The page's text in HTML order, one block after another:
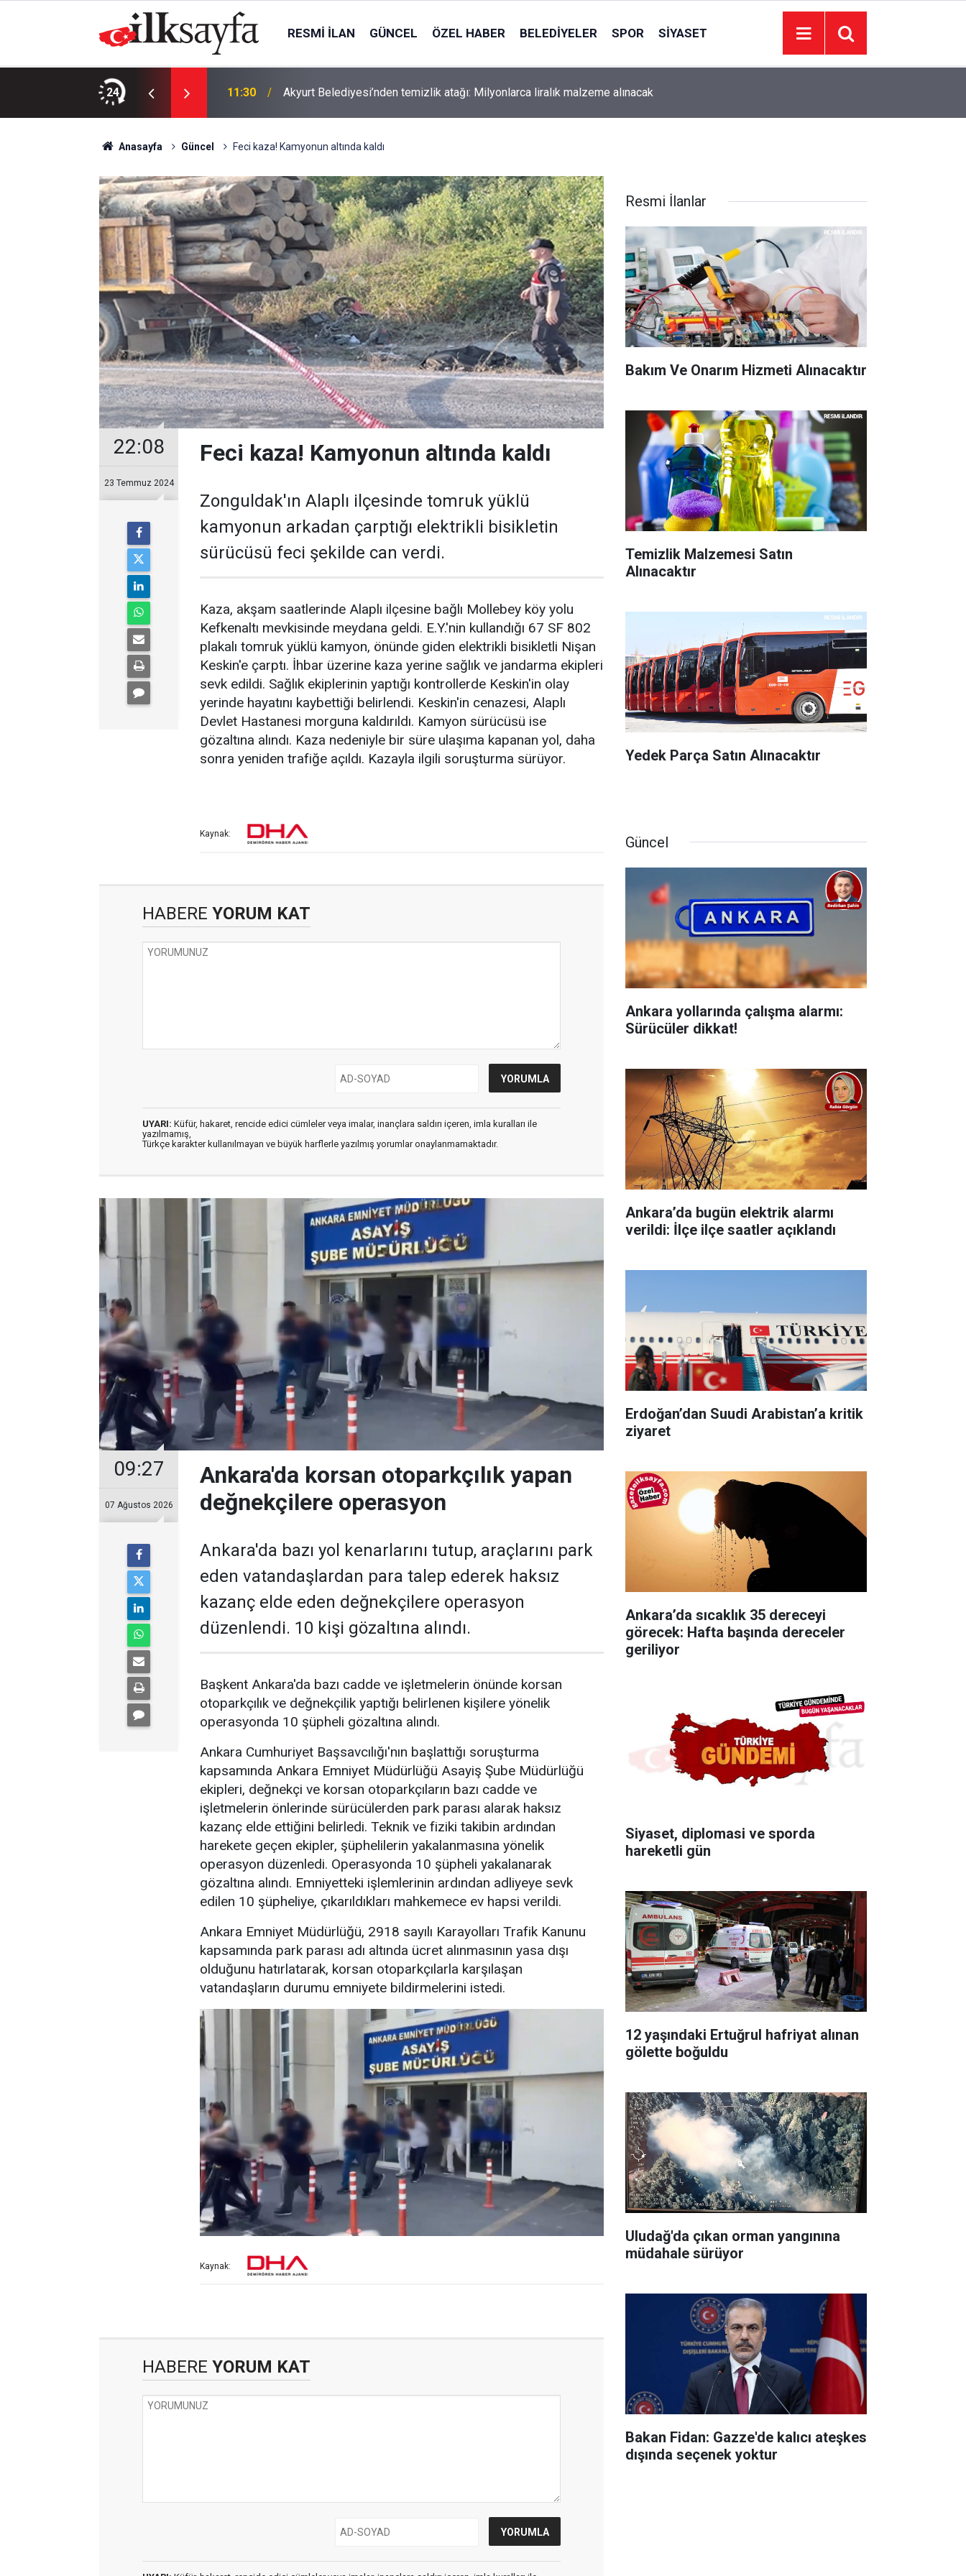
RESMI İLAN GÜNCEL ÖZEL HABER BELEDIYELER SPOR SIYASET
24
8 şüpheli yakalandı 11:30 Akyurt Belediyesi’nden temizlik atağı: Milyonlarca liralık malzeme alınacak
Anasayfa Güncel Feci kaza! Kamyonun altında kaldı
22:08
23 Temmuz 2024
Feci kaza! Kamyonun altında kaldı
Zonguldak'ın Alaplı ilçesinde tomruk yüklü
kamyonun arkadan çarptığı elektrikli bisikletin
sürücüsü feci şekilde can verdi.
Kaza, akşam saatlerinde Alaplı ilçesine bağlı Mollebey köy yolu
Kefkenaltı mevkisinde meydana geldi. E.Y.'nin kullandığı 67 SF 802
plakalı tomruk yüklü kamyon, önünde giden elektrikli bisikletli Nişan
Keskin'e çarptı. İhbar üzerine kaza yerine sağlık ve jandarma ekipleri
sevk edildi. Sağlık ekiplerinin yaptığı kontrollerde Keskin'in olay
yerinde hayatını kaybettiği belirlendi. Keskin'in cenazesi, Alaplı
Devlet Hastanesi morguna kaldırıldı. Kamyon sürücüsü ise
gözaltına alındı. Kaza nedeniyle bir süre ulaşıma kapanan yol, daha
sonra yeniden trafiğe açıldı. Kazayla ilgili soruşturma sürüyor.
Kaynak:
HABERE YORUM KAT
UYARI: Küfür, hakaret, rencide edici cümleler veya imalar, inançlara saldırı içeren, imla kuralları ile
yazılmamış,
Türkçe karakter kullanılmayan ve büyük harflerle yazılmış yorumlar onaylanmamaktadır.
09:27
07 Ağustos 2026
Ankara'da korsan otoparkçılık yapan
değnekçilere operasyon
Ankara'da bazı yol kenarlarını tutup, araçlarını park
eden vatandaşlardan para talep ederek haksız
kazanç elde eden değnekçilere operasyon
düzenlendi. 10 kişi gözaltına alındı.
Başkent Ankara'da bazı cadde ve işletmelerin önünde korsan
otoparkçılık ve değnekçilik yaptığı belirlenen kişilere yönelik
operasyonda 10 şüpheli gözaltına alındı.
Ankara Cumhuriyet Başsavcılığı'nın başlattığı soruşturma
kapsamında Ankara Emniyet Müdürlüğü Asayiş Şube Müdürlüğü
ekipleri, değnekçi ve korsan otoparkçıların bazı cadde ve
işletmelerin önlerinde sürücülerden park parası alarak haksız
kazanç elde ettiğini belirledi. Teknik ve fiziki takibin ardından
harekete geçen ekipler, şüphelilerin yakalanmasına yönelik
operasyon düzenledi. Operasyonda 10 şüpheli yakalanarak
gözaltına alındı. Emniyetteki işlemlerinin ardından adliyeye sevk
edilen 10 şüpheliye, çıkarıldıkları mahkemece ev hapsi verildi.
Ankara Emniyet Müdürlüğü, 2918 sayılı Karayolları Trafik Kanunu
kapsamında park parası adı altında ücret alınmasının yasa dışı
olduğunu hatırlatarak, korsan otoparkçılarla karşılaşan
vatandaşların durumu emniyete bildirmelerini istedi.
Kaynak:
HABERE YORUM KAT
Resmi İlanlar
Bakım Ve Onarım Hizmeti Alınacaktır
Temizlik Malzemesi Satın
Alınacaktır
Yedek Parça Satın Alınacaktır
Güncel
Ankara yollarında çalışma alarmı:
Sürücüler dikkat!
Ankara’da bugün elektrik alarmı
verildi: İlçe ilçe saatler açıklandı
Erdoğan’dan Suudi Arabistan’a kritik
ziyaret
Ankara’da sıcaklık 35 dereceyi
görecek: Hafta başında dereceler
geriliyor
Siyaset, diplomasi ve sporda
hareketli gün
12 yaşındaki Ertuğrul hafriyat alınan
gölette boğuldu
Uludağ'da çıkan orman yangınına
müdahale sürüyor
Bakan Fidan: Gazze'de kalıcı ateşkes
dışında seçenek yoktur